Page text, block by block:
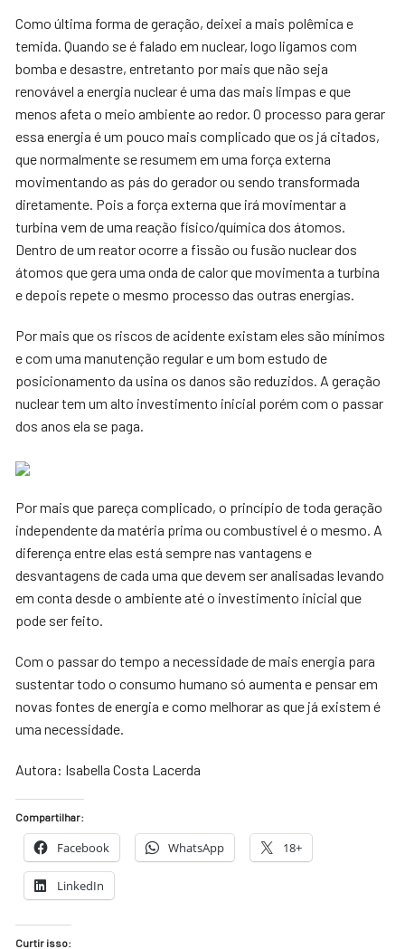
Como última forma de geração, deixei a mais polêmica e
temida. Quando se é falado em nuclear, logo ligamos com
bomba e desastre, entretanto por mais que não seja
renovável a energia nuclear é uma das mais limpas e que
menos afeta o meio ambiente ao redor. O processo para gerar
essa energia é um pouco mais complicado que os já citados,
que normalmente se resumem em uma força externa
movimentando as pás do gerador ou sendo transformada
diretamente. Pois a força externa que irá movimentar a
turbina vem de uma reação físico/química dos átomos.
Dentro de um reator ocorre a fissão ou fusão nuclear dos
átomos que gera uma onda de calor que movimenta a turbina
e depois repete o mesmo processo das outras energias.
Por mais que os riscos de acidente existam eles são mínimos
e com uma manutenção regular e um bom estudo de
posicionamento da usina os danos são reduzidos. A geração
nuclear tem um alto investimento inicial porém com o passar
dos anos ela se paga.
Por mais que pareça complicado, o princípio de toda geração
independente da matéria prima ou combustível é o mesmo. A
diferença entre elas está sempre nas vantagens e
desvantagens de cada uma que devem ser analisadas levando
em conta desde o ambiente até o investimento inicial que
pode ser feito.
Com o passar do tempo a necessidade de mais energia para
sustentar todo o consumo humano só aumenta e pensar em
novas fontes de energia e como melhorar as que já existem é
uma necessidade.
Autora: Isabella Costa Lacerda
Compartilhar:
Facebook WhatsApp 18+
LinkedIn
Curtir isso: